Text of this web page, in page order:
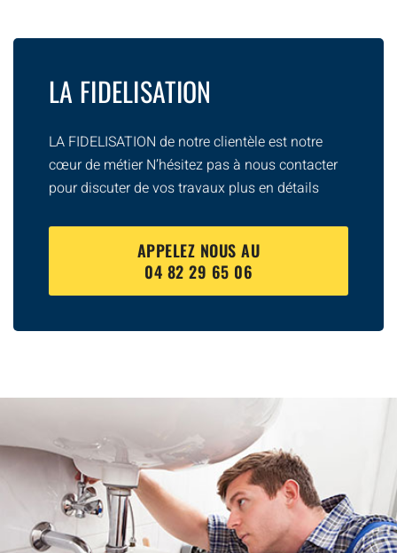
LA FIDELISATION
LA FIDELISATION de notre clientèle est notre
cœur de métier N’hésitez pas à nous contacter
pour discuter de vos travaux plus en détails
APPELEZ NOUS AU
04 82 29 65 06